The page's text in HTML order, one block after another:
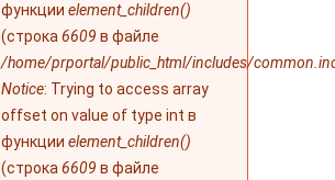
функции element_children()
(строка 6609 в файле
/home/prportal/public_html/includes/
Notice: Trying to access array
offset on value of type int в
функции element_children()
(строка 6609 в файле